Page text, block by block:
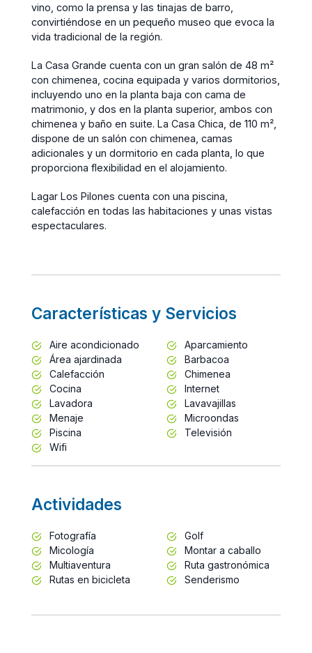
vino, como la prensa y las tinajas de barro,
convirtiéndose en un pequeño museo que evoca la
vida tradicional de la región.
La Casa Grande cuenta con un gran salón de 48 m²
con chimenea, cocina equipada y varios dormitorios,
incluyendo uno en la planta baja con cama de
matrimonio, y dos en la planta superior, ambos con
chimenea y baño en suite. La Casa Chica, de 110 m²,
dispone de un salón con chimenea, camas
adicionales y un dormitorio en cada planta, lo que
proporciona flexibilidad en el alojamiento.
Lagar Los Pilones cuenta con una piscina,
calefacción en todas las habitaciones y unas vistas
espectaculares.
Características y Servicios
Aire acondicionado
Aparcamiento
Área ajardinada
Barbacoa
Calefacción
Chimenea
Cocina
Internet
Lavadora
Lavavajillas
Menaje
Microondas
Piscina
Televisión
Wifi
Actividades
Fotografía
Golf
Micología
Montar a caballo
Multiaventura
Ruta gastronómica
Rutas en bicicleta
Senderismo